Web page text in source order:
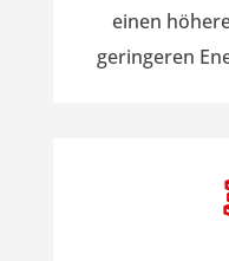
einen
geringeren